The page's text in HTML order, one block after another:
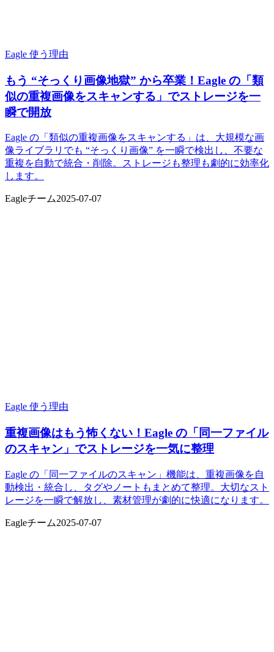
Eagle 使う理由
もう “そっくり画像地獄” から卒業！Eagle の「類
似の重複画像をスキャンする」でストレージを一
瞬で開放
Eagle の「類似の重複画像をスキャンする」は、大規模な画
像ライブラリでも “そっくり画像” を一瞬で検出し、不要な
重複を自動で統合・削除。ストレージも整理も劇的に効率化
します。
Eagleチーム2025-07-07
Eagle 使う理由
重複画像はもう怖くない！Eagle の「同一ファイル
のスキャン」でストレージを一気に整理
Eagle の「同一ファイルのスキャン」機能は、重複画像を自
動検出・統合し、タグやノートもまとめて整理。大切なスト
レージを一瞬で解放し、素材管理が劇的に快適になります。
Eagleチーム2025-07-07